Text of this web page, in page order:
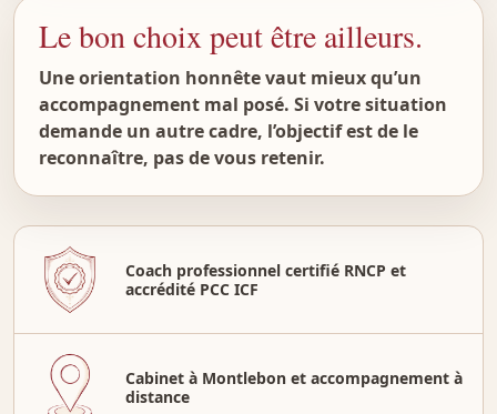
Le bon choix peut être ailleurs.
Une orientation honnête vaut mieux qu’un
accompagnement mal posé. Si votre situation
demande un autre cadre, l’objectif est de le
reconnaître, pas de vous retenir.
Coach professionnel certifié RNCP et
accrédité PCC ICF
Cabinet à Montlebon et accompagnement à
distance